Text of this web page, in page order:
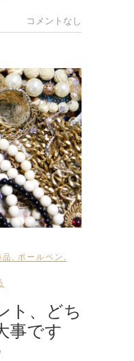
コメントなし
ボールペン
ト、どち
事です